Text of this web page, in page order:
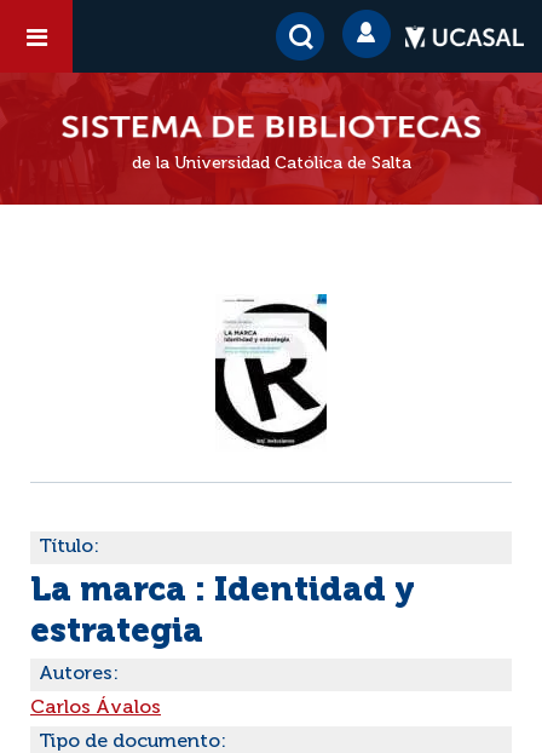
de la Universidad Católica de Salta
Título:
La marca : Identidad y
estrategia
Autores:
Carlos Ávalos
Tipo de documento: